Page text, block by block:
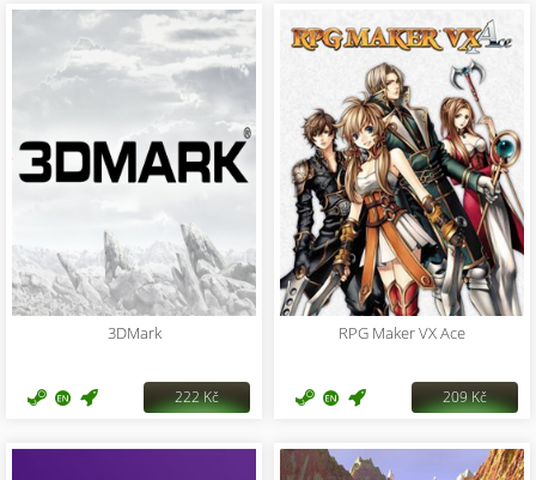
3DMark
222 Kč
RPG Maker VX Ace
209 Kč